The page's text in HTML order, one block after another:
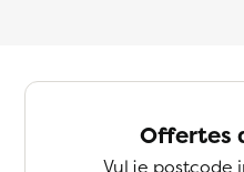
Offertes
Vul je postcode